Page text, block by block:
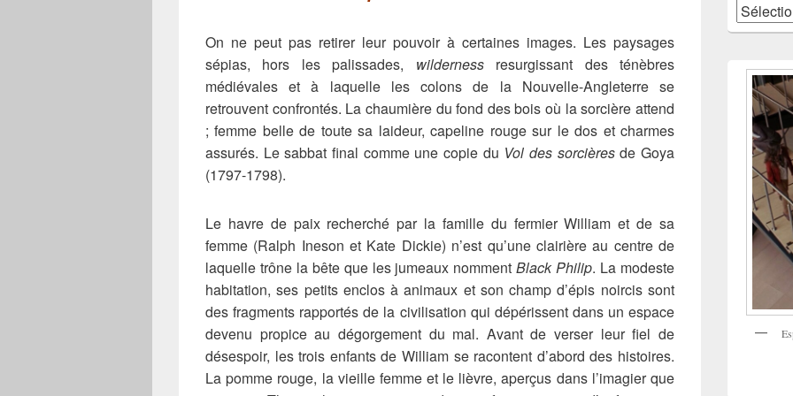
On ne peut pas retirer leur pouvoir à certaines images. Les paysages
sépias, hors les palissades, wildernessresurgissant des ténèbres
médiévaleset à laquelle les colons de la Nouvelle-Angleterre se
retrouvent confrontés. La chaumière du fond des bois où la sorcière attend
; femme belle de toute sa laideur, capeline rouge sur le dos et charmes
assurés. Le sabbat final comme une copie du Vol des sorcièresde Goya
(1797-1798).
Le havre de paix recherché par la famille du fermier William et de sa
femme (Ralph Ineson et Kate Dickie) n’est qu’une clairière au centre de
laquelle trône la bête que les jumeaux nommentBlack Philip. La modeste
habitation, ses petits enclos à animaux et son champ d’épis noircis sont
des fragments rapportés de la civilisation qui dépérissent dans un espace
devenu propice au dégorgement du mal. Avant de verser leur fiel de
désespoir, les trois enfants de William se racontent d’abord des histoires.
La pomme rouge, la vieille femme et le lièvre, aperçus dans l’imagier que
Catégories